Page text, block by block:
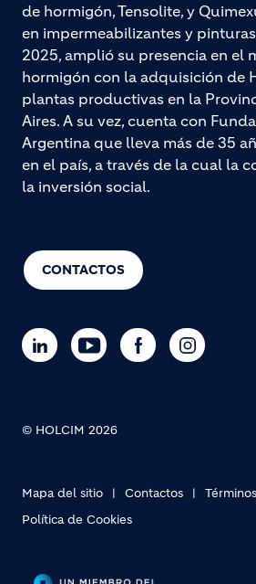
CONTACTOS
de hormigón, Tensolite, y
en impermeabilizantes y
2025, amplió su presencia en el
hormigón con la adquisición de
plantas productivas en la
Aires. A su vez, cuenta con
Argentina que lleva más de 35
en el país, a través de la cual la
la inversión social.
© HOLCIM 2026
Mapa del sitio Contactos
Política de Cookies